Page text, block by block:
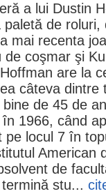
a lui Dustin
paletă de
mai recenta
de coşmar şi
are la
câteva dintre
de 45 de
în 1966, când
pe locul 7 în
American
de
stu...